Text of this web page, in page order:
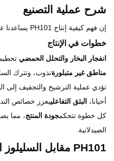
شرح عملية التصنيع
إن فهم كيفية إنتاج PH101 يساعدنا على تقدير جودته.
خطوات في الإنتاج
انفجار البخار والتحلل الحمضي
مناطق غير متبلورةتذوب، وتترك
تؤدي عملية الترشيح والتجفيف
أحيانا، البثق التفاعلييعزز خصائص
كل خطوة تتحكمجودة المنتج
الصيدلانية.
PH101 مقابل السليلوز الجريزوفولفين PH 102